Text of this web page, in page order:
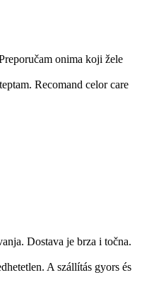
onima koji žele
Recomand celor care
Dostava je brza i točna.
A szállítás gyors és